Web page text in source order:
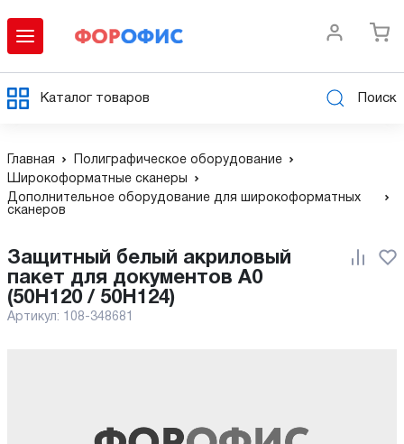
Каталог товаров Поиск
Главная
Полиграфическое оборудование
Широкоформатные сканеры
Дополнительное оборудование для широкоформатных
сканеров
Защитный белый акриловый
пакет для документов А0
(50H120 / 50H124)
Артикул: 108-348681